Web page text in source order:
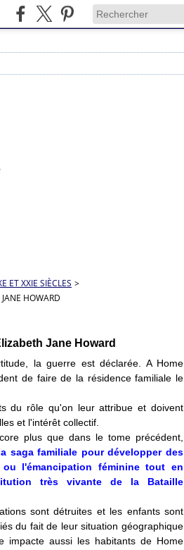
ET XXIE SIÈCLES >
HOWARD
Jane Howard
la guerre est déclarée. A Home
de faire de la résidence familiale le
du rôle qu'on leur attribue et doivent
et l'intérêt collectif.
plus que dans le tome précédent,
saga familiale pour développer des
l'émancipation féminine tout en
très vivante de la Bataille
sont détruites et les enfants sont
du fait de leur situation géographique
impacte aussi les habitants de Home